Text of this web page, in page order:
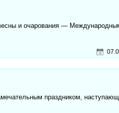
и очарования —
праздником,